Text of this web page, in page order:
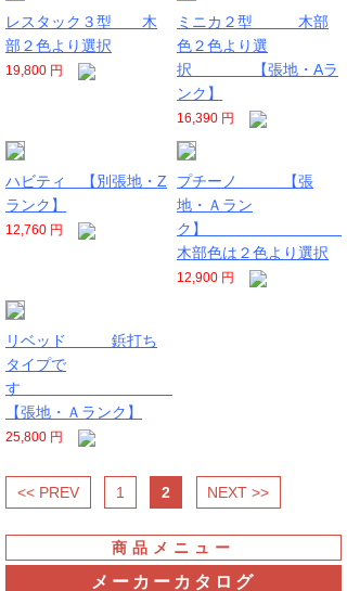
レスタック３型 木
部２色より選択
19,800 円
ミニカ２型 木部
色２色より選
択 【張地・Aラ
ンク】
16,390 円
ハビティ 【別張地・Z
ランク】
12,760 円
プチーノ 【張
地・Ａラン
ク
木部色は２色より選択
12,900 円
リベッド 鋲打ち
タイプで
す
【張地・Ａランク】
25,800 円
<< PREV 1 2 NEXT >>
商品メニュー
メーカーカタログ